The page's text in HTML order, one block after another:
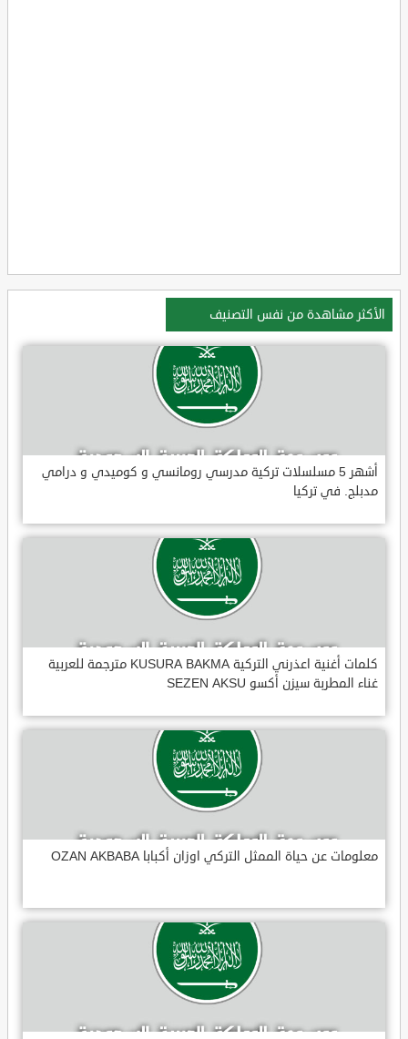
الأكثر مشاهدة من نفس التصنيف
أشهر 5 مسلسلات تركية مدرسي رومانسي و كوميدي و درامي
مدبلج. في تركيا
كلمات أغنية اعذرني التركية KUSURA BAKMA مترجمة للعربية
غناء المطربة سيزن أكسو SEZEN AKSU
معلومات عن حياة الممثل التركي اوزان أكبابا OZAN AKBABA